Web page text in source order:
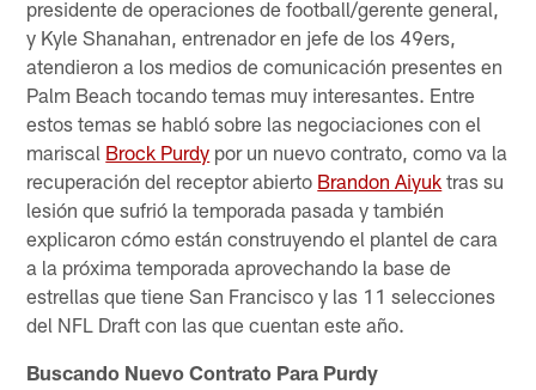
presidente de operaciones de football/gerente general,
y Kyle Shanahan, entrenador en jefe de los 49ers,
atendieron a los medios de comunicación presentes en
Palm Beach tocando temas muy interesantes. Entre
estos temas se habló sobre las negociaciones con el
mariscal Brock Purdy por un nuevo contrato, como va la
recuperación del receptor abierto Brandon Aiyuk tras su
lesión que sufrió la temporada pasada y también
explicaron cómo están construyendo el plantel de cara
a la próxima temporada aprovechando la base de
estrellas que tiene San Francisco y las 11 selecciones
del NFL Draft con las que cuentan este año.
Buscando Nuevo Contrato Para Purdy